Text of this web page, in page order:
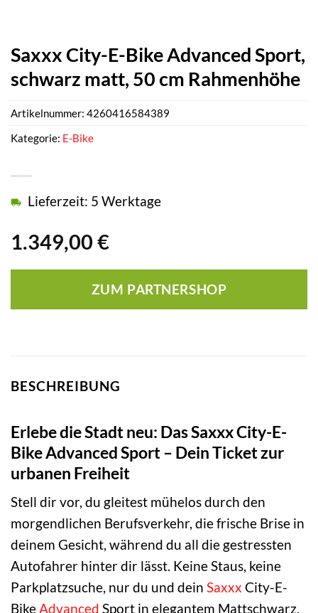
Saxxx City-E-Bike Advanced Sport,
schwarz matt, 50 cm Rahmenhöhe
1.349,00 €
Lieferzeit: 5 Werktage
ZUM PARTNERSHOP
Artikelnummer: 4260416584389
Kategorie: E-Bike
BESCHREIBUNG
Erlebe die Stadt neu: Das Saxxx City-E-
Bike Advanced Sport – Dein Ticket zur
urbanen Freiheit
Stell dir vor, du gleitest mühelos durch den
morgendlichen Berufsverkehr, die frische Brise in
deinem Gesicht, während du all die gestressten
Autofahrer hinter dir lässt. Keine Staus, keine
Parkplatzsuche, nur du und dein Saxxx City-E-
BikeAdvanced Sport in elegantem Mattschwarz.